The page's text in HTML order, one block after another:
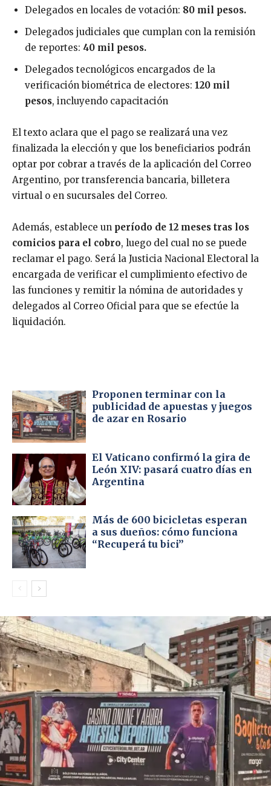
Delegados en locales de votación: 80 mil pesos.
Delegados judiciales que cumplan con la remisión
de reportes: 40 mil pesos.
Delegados tecnológicos encargados de la
verificación biométrica de electores: 120 mil
pesos, incluyendo capacitación
El texto aclara que el pago se realizará una vez
finalizada la elección y que los beneficiarios podrán
optar por cobrar a través de la aplicación del Correo
Argentino, por transferencia bancaria, billetera
virtual o en sucursales del Correo.
Además, establece un período de 12 meses tras los
comicios para el cobro, luego del cual no se puede
reclamar el pago. Será la Justicia Nacional Electoral la
encargada de verificar el cumplimiento efectivo de
las funciones y remitir la nómina de autoridades y
delegados al Correo Oficial para que se efectúe la
liquidación.
Proponen terminar con la
publicidad de apuestas y juegos
de azar en Rosario
El Vaticano confirmó la gira de
León XIV: pasará cuatro días en
Argentina
Más de 600 bicicletas esperan
a sus dueños: cómo funciona
“Recuperá tu bici”